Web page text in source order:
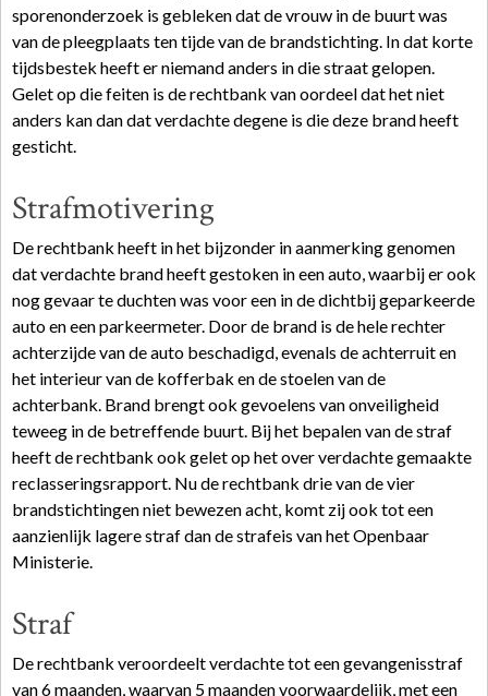
sporenonderzoek is gebleken dat de vrouw in de buurt was
van de pleegplaats ten tijde van de brandstichting. In dat korte
tijdsbestek heeft er niemand anders in die straat gelopen.
Gelet op die feiten is de rechtbank van oordeel dat het niet
anders kan dan dat verdachte degene is die deze brand heeft
gesticht.
Strafmotivering
De rechtbank heeft in het bijzonder in aanmerking genomen
dat verdachte brand heeft gestoken in een auto, waarbij er ook
nog gevaar te duchten was voor een in de dichtbij geparkeerde
auto en een parkeermeter. Door de brand is de hele rechter
achterzijde van de auto beschadigd, evenals de achterruit en
het interieur van de kofferbak en de stoelen van de
achterbank. Brand brengt ook gevoelens van onveiligheid
teweeg in de betreffende buurt. Bij het bepalen van de straf
heeft de rechtbank ook gelet op het over verdachte gemaakte
reclasseringsrapport. Nu de rechtbank drie van de vier
brandstichtingen niet bewezen acht, komt zij ook tot een
aanzienlijk lagere straf dan de strafeis van het Openbaar
Ministerie.
Straf
De rechtbank veroordeelt verdachte tot een gevangenisstraf
van 6 maanden, waarvan 5 maanden voorwaardelijk, met een